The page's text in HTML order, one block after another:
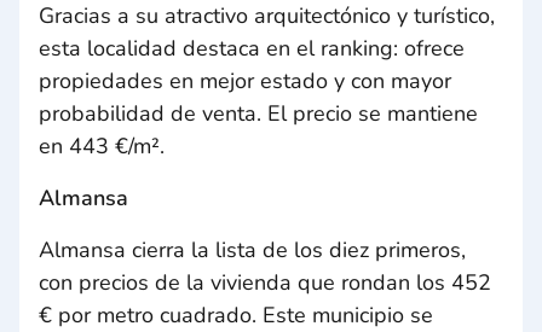
Gracias a su atractivo arquitectónico y turístico,
esta localidad destaca en el ranking: ofrece
propiedades en mejor estado y con mayor
probabilidad de venta. El precio se mantiene
en 443 €/m².
Almansa
Almansa cierra la lista de los diez primeros,
con precios de la vivienda que rondan los 452
€ por metro cuadrado. Este municipio se